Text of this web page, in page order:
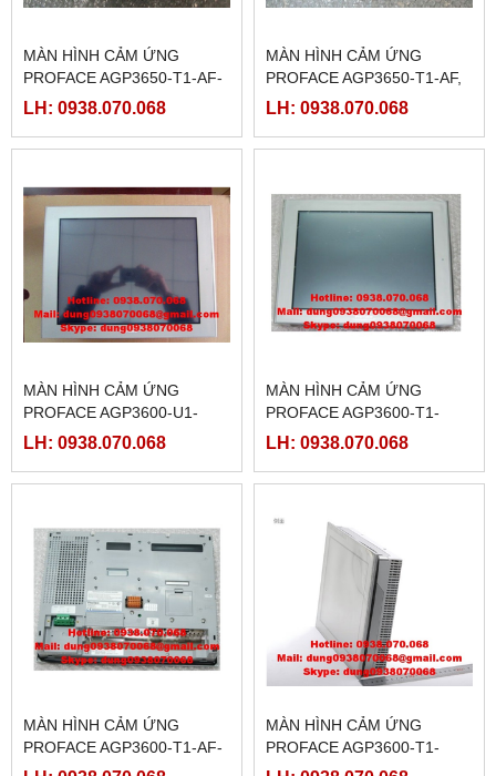
MÀN HÌNH CẢM ỨNG
PROFACE AGP3650-T1-AF-
M,( PFXGP3650TAAC )
LH: 0938.070.068
MÀN HÌNH CẢM ỨNG
PROFACE AGP3650-T1-AF,
(PFXGP3650TAA )
LH: 0938.070.068
MÀN HÌNH CẢM ỨNG
PROFACE AGP3600-U1-
D24-CA1M,(
LH: 0938.070.068
MÀN HÌNH CẢM ỨNG
PROFACE AGP3600-T1-
D24-CA1M,(
LH: 0938.070.068
MÀN HÌNH CẢM ỨNG
PROFACE AGP3600-T1-AF-
CA1M, ( PFXGP3600TAACA
MÀN HÌNH CẢM ỨNG
PROFACE AGP3600-T1-
D24-FN1M,(